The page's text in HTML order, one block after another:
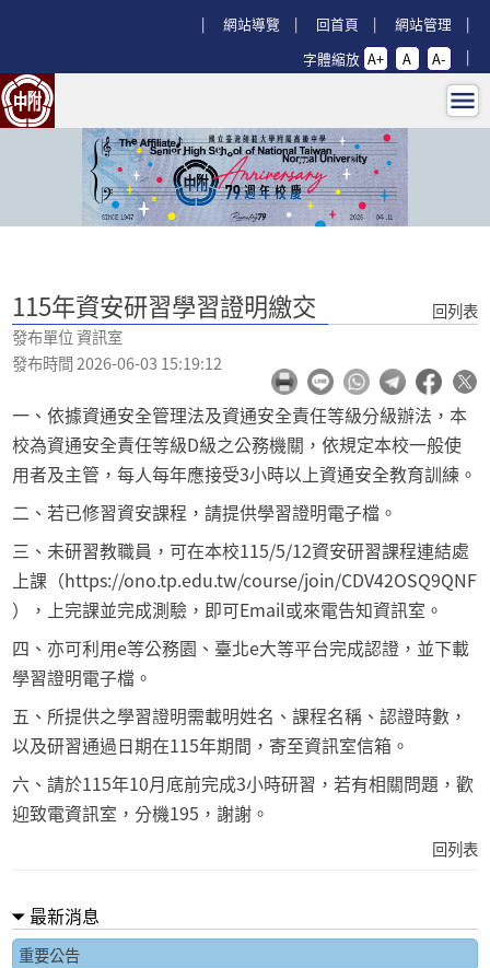
網站導覽
回首頁
網站管理
字體縮放 A+ A A-
115年資安研習學習證明繳交 - 回師
:::
115年資安研習學習證明繳交
發布單位 資訊室
發布時間 2026-06-03 15:19:12
回列表
一、依據資通安全管理法及資通安全責任等級分級辦法，本
校為資通安全責任等級D級之公務機關，依規定本校一般使
用者及主管，每人每年應接受3小時以上資通安全教育訓練。
二、若已修習資安課程，請提供學習證明電子檔。
三、未研習教職員，可在本校115/5/12資安研習課程連結處
上課（https://ono.tp.edu.tw/course/join/CDV42OSQ9QNF
），上完課並完成測驗，即可Email或來電告知資訊室。
四、亦可利用e等公務園 、 臺北e大等平台完成認證，並下載
學習證明電子檔。
五、所提供之學習證明需載明姓名、課程名稱、認證時數，
以及研習通過日期在115年期間，寄至資訊室信箱。
六、請於115年10月底前完成3小時研習，若有相關問題，歡
迎致電資訊室，分機195，謝謝。
回列表
最新消息
重要公告